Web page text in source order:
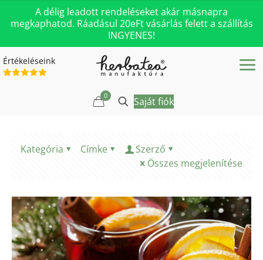
A délig leadott rendeléseket akár másnapra
megkaphatod. Ráadásul 20eFt vásárlás felett a szállítás
INGYENES!
Értékeléseink
0 Saját fiók
Kategória Címke
Szerző
Összes megjelenítése